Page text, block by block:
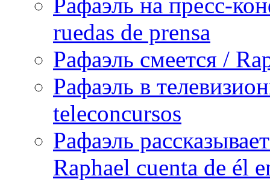
ruedas de prensa
Рафаэль смеется /
Рафаэль в
teleconcursos
Рафаэль
Raphael cuenta de él